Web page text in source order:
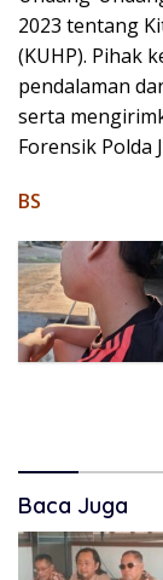
2023 tentang
(KUHP). Pihak
pendalaman
serta
Forensik Polda
BS
Baca Juga